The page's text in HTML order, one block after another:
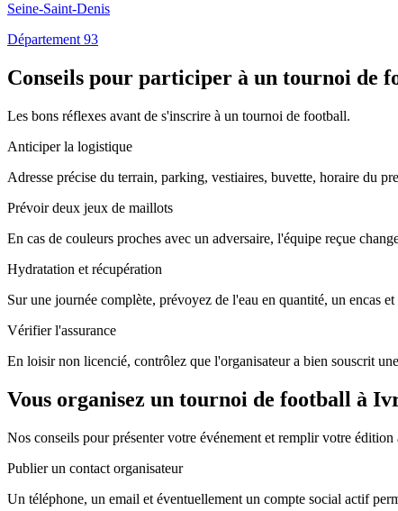
Seine-Saint-Denis
Département 93
Conseils pour participer à un tournoi de
Les bons réflexes avant de s'inscrire à un tournoi de football.
Anticiper la logistique
Adresse précise du terrain, parking, vestiaires, buvette, horaire du
Prévoir deux jeux de maillots
En cas de couleurs proches avec un adversaire, l'équipe reçue
Hydratation et récupération
Sur une journée complète, prévoyez de l'eau en quantité, un encas
Vérifier l'assurance
En loisir non licencié, contrôlez que l'organisateur a bien souscrit
Vous organisez un tournoi de football à
Nos conseils pour présenter votre événement et remplir votre
Publier un contact organisateur
Un téléphone, un email et éventuellement un compte social actif